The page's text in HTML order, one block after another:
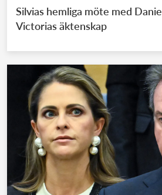
Silvias hemliga möte med
Victorias äktenskap